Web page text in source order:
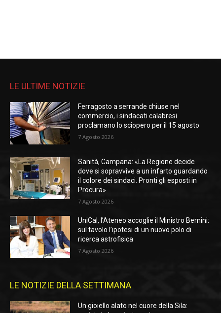
LE ULTIME NOTIZIE
Ferragosto a serrande chiuse nel
commercio, i sindacati calabresi
proclamano lo sciopero per il 15 agosto
7 Agosto 2026
Sanità, Campana: «La Regione decide
dove si sopravvive a un infarto guardando
il colore dei sindaci. Pronti gli esposti in
Procura»
7 Agosto 2026
UniCal, l’Ateneo accoglie il Ministro Bernini:
sul tavolo l’ipotesi di un nuovo polo di
ricerca astrofisica
7 Agosto 2026
LE NOTIZIE DELLA SETTIMANA
Un gioiello alato nel cuore della Sila: